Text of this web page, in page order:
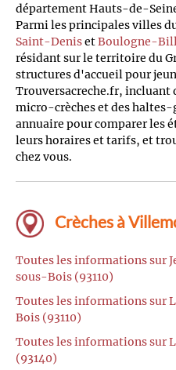
département Hauts-de-
Parmi les principales villes
Saint-DenisetBoulogne-
résidant sur le territoire du
structures d'accueil pour
Trouversacreche.fr, incluant
micro-crèches et des
annuaire pour comparer les
leurs horaires et tarifs, et
chez vous.
Crèches à
Toutes les informations sur
sous-Bois (93110)
Toutes les informations sur
Bois (93110)
Toutes les informations sur
(93140)